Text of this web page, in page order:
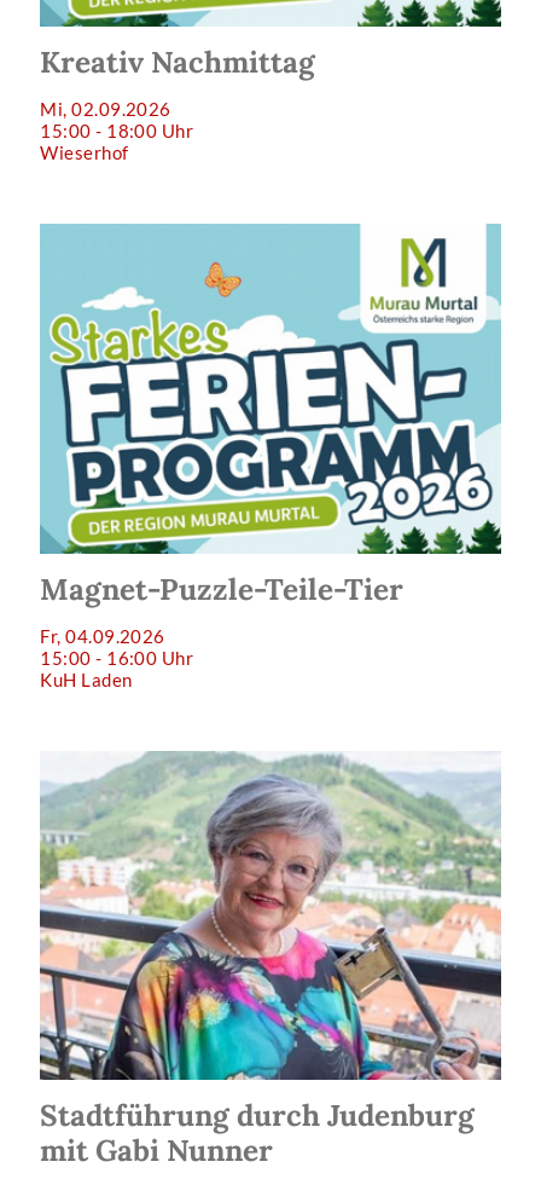
Kreativ Nachmittag
Mi, 02.09.2026
15:00 - 18:00 Uhr
Wieserhof
Magnet-Puzzle-Teile-Tier
Fr, 04.09.2026
15:00 - 16:00 Uhr
KuH Laden
Stadtführung durch Judenburg
mit Gabi Nunner